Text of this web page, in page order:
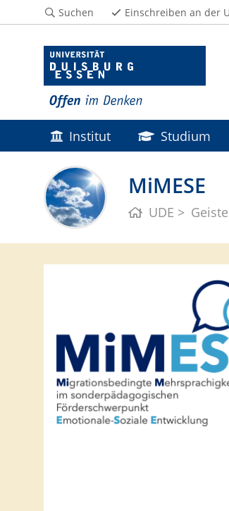
Suchen Einschreiben an der
Institut Studium
MiMESE
UDE